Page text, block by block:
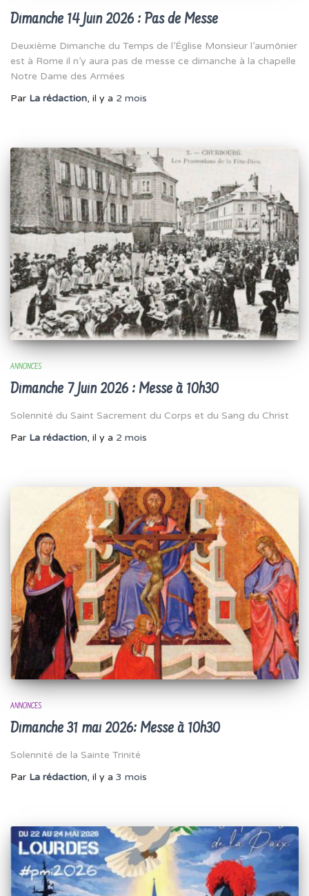
Dimanche 14 Juin 2026 : Pas de Messe
Deuxième Dimanche du Temps de l’Église Monsieur l’aumônier
est à Rome il n’y aura pas de messe ce dimanche à la chapelle
Notre Dame des Armées
Par La rédaction, il y a 2 mois
ANNONCES
Dimanche 7 Juin 2026 : Messe à 10h30
Solennité du Saint Sacrement du Corps et du Sang du Christ
Par La rédaction, il y a 2 mois
ANNONCES
Dimanche 31 mai 2026: Messe à 10h30
Solennité de la Sainte Trinité
Par La rédaction, il y a 3 mois